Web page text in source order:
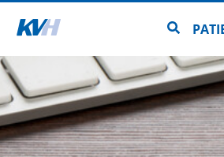
Zur Startseite Zur